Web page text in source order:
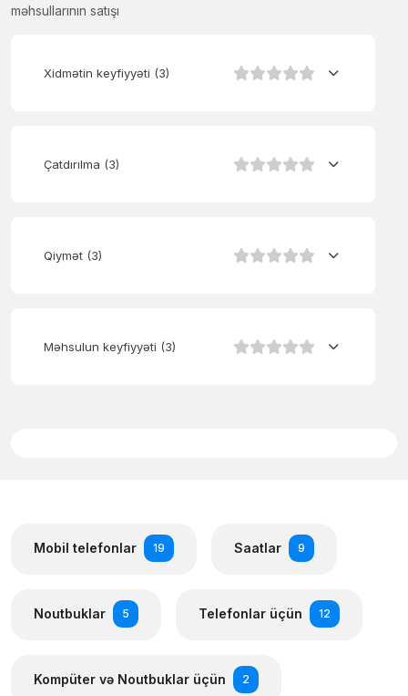
məhsullarının satışı
Xidmətin keyfiyyəti (3)
Çatdırılma (3)
Qiymət (3)
Məhsulun keyfiyyəti (3)
Mobil telefonlar 19 Saatlar 9
Noutbuklar 5 Telefonlar üçün 12
Kompüter və Noutbuklar üçün 2